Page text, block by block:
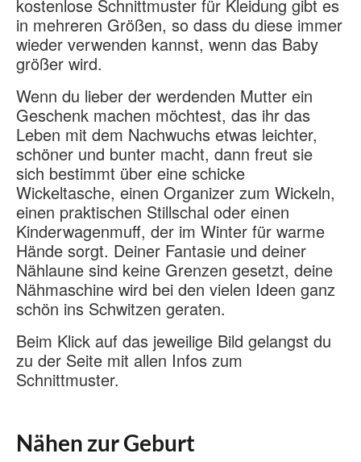
kostenlose Schnittmuster für Kleidung gibt es
in mehreren Größen, so dass du diese immer
wieder verwenden kannst, wenn das Baby
größer wird.
Wenn du lieber der werdenden Mutter ein
Geschenk machen möchtest, das ihr das
Leben mit dem Nachwuchs etwas leichter,
schöner und bunter macht, dann freut sie
sich bestimmt über eine schicke
Wickeltasche, einen Organizer zum Wickeln,
einen praktischen Stillschal oder einen
Kinderwagenmuff, der im Winter für warme
Hände sorgt. Deiner Fantasie und deiner
Nählaune sind keine Grenzen gesetzt, deine
Nähmaschine wird bei den vielen Ideen ganz
schön ins Schwitzen geraten.
Beim Klick auf das jeweilige Bild gelangst du
zu der Seite mit allen Infos zum
Schnittmuster.
Nähen zur Geburt